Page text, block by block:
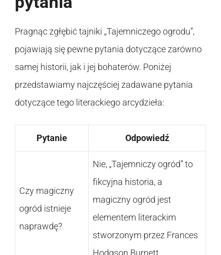
Pragnąc zgłębić tajniki „Tajemniczego ogrodu”,
pojawiają się pewne pytania dotyczące zarówno
samej historii, jak i jej bohaterów. Poniżej
przedstawiamy najczęściej zadawane pytania
dotyczące tego literackiego arcydzieła:
Pytanie Odpowiedź
Czy magiczny
ogród istnieje
naprawdę?
Nie, „Tajemniczy ogród” to
fikcyjna historia, a
magiczny ogród jest
elementem literackim
stworzonym przez Frances
Hodgson Burnett.